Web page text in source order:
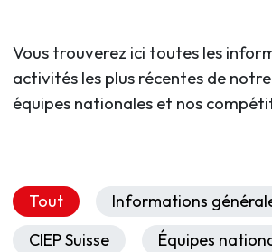
Vous trouverez ici toutes les
activités les plus récentes de
équipes nationales et nos
Tout
Informations
CIEP Suisse
Équipes